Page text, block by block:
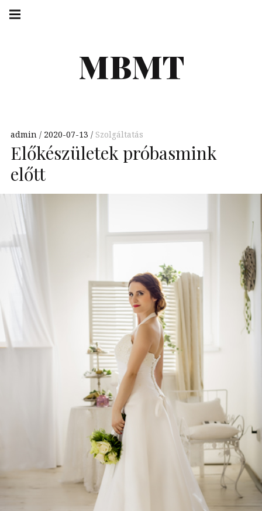
Skip
MBMT
navigation
admin 2020-07-13 Szolgáltatás
Előkészületek próbasmink
előtt